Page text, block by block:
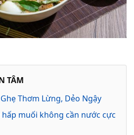
TÂM
Thơm Lừng, Dẻo Ngậy
hấp muối không cần nước cực